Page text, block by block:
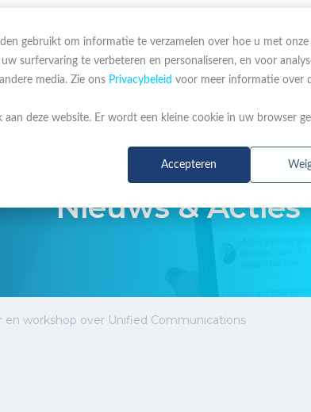
gebruikt om informatie te verzamelen over hoe u met onze
surfervaring te verbeteren en personaliseren, en voor
media. Zie ons Privacybeleid voor meer informatie over
deze website. Er wordt een kleine cookie in uw browser
Accepteren
OVER ONS MERKEN NIEUWS &
BLIJF OP DE HOOGTE
Nieuws & Acties
en workshop over Unified Communications